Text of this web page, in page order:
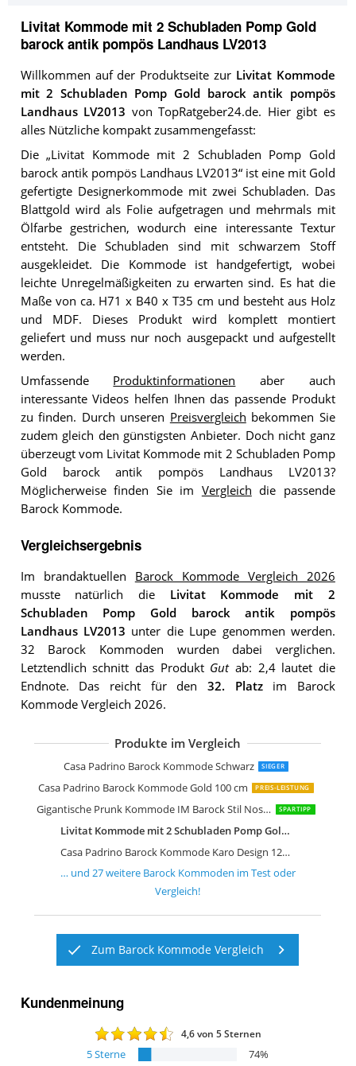
Livitat Kommode mit 2 Schubladen Pomp Gold
barock antik pompös Landhaus LV2013
Willkommen auf der Produktseite zur Livitat Kommode
mit 2 Schubladen Pomp Gold barock antik pompös
Landhaus LV2013 von TopRatgeber24.de. Hier gibt es
alles Nützliche kompakt zusammengefasst:
Die „Livitat Kommode mit 2 Schubladen Pomp Gold
barock antik pompös Landhaus LV2013“ ist eine mit Gold
gefertigte Designerkommode mit zwei Schubladen. Das
Blattgold wird als Folie aufgetragen und mehrmals mit
Ölfarbe gestrichen, wodurch eine interessante Textur
entsteht. Die Schubladen sind mit schwarzem Stoff
ausgekleidet. Die Kommode ist handgefertigt, wobei
leichte Unregelmäßigkeiten zu erwarten sind. Es hat die
Maße von ca. H71 x B40 x T35 cm und besteht aus Holz
und MDF. Dieses Produkt wird komplett montiert
geliefert und muss nur noch ausgepackt und aufgestellt
werden.
Umfassende Produktinformationen aber auch
interessante Videos helfen Ihnen das passende Produkt
zu finden. Durch unseren Preisvergleich bekommen Sie
zudem gleich den günstigsten Anbieter. Doch nicht ganz
überzeugt vom Livitat Kommode mit 2 Schubladen Pomp
Gold barock antik pompös Landhaus LV2013?
Möglicherweise finden Sie im Vergleich die passende
Barock Kommode.
Vergleichsergebnis
Im brandaktuellen Barock Kommode Vergleich 2026
musste natürlich die Livitat Kommode mit 2
Schubladen Pomp Gold barock antik pompös
Landhaus LV2013 unter die Lupe genommen werden.
32 Barock Kommoden wurden dabei verglichen.
Letztendlich schnitt das Produkt Gutab: 2,4 lautet die
Endnote. Das reicht für den 32. Platzim Barock
Kommode Vergleich 2026.
Produkte im Vergleich
Casa Padrino Barock Kommode Schwarz SIEGER
Casa Padrino Barock Kommode Gold 100 cm PREIS-LEISTUNG
Gigantische Prunk Kommode IM Barock Stil Nostalgie PUR Palazzo Exklusiv SPARTIPP
Livitat Kommode mit 2 Schubladen Pomp Gold barock antik pompös Landhaus LV2013
Casa Padrino Barock Kommode Karo Design 124 cm Antik Look
Casa Padrino Barock Kommode
Casa Padrino Barock Kommode Gold
Casa Padrino Barock Kommode in
Casa Padrino Barock Kommode
Casa Padrino Barock Kommode
Casa Padrino Barock Kommode
Casa Padrino Barock Kommode
Casa Padrino Barock Kommode Silber
Casa Padrino Barock Kommode Gold
Casa Padrino Barock Kommode Weiß
Casa Padrino Barock Kommode
Casa Padrino Barock Kommode Weiß
Casa Padrino Barock Kommoden
Casa Padrino Barock Kommode
Casa Padrino Barock Kommode Blau
Casa Padrino Barock Kommode
Casa Padrino Barock Kommode
… und 27weitere Barock Kommoden im Test oder
Vergleich!
Zum Barock Kommode Vergleich
Kundenmeinung
4,6von 5 Sternen
5Sterne 74%